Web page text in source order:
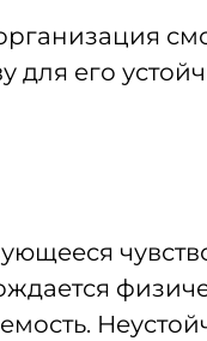
для его